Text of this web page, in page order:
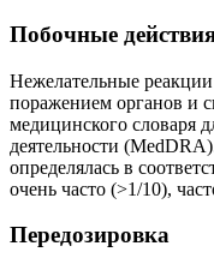
Побочные
Нежелательные
поражением органов и
медицинского словаря
деятельности
определялась в
очень часто (>1/10),
Передозировка